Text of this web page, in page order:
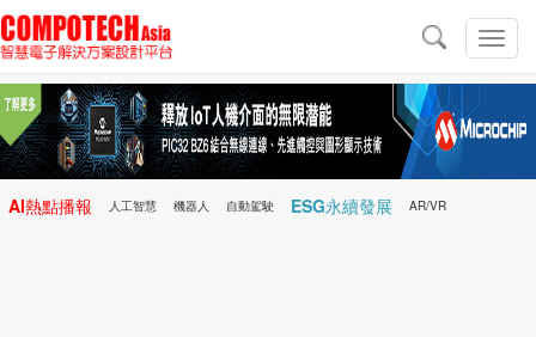
切
換
導
航
AI熱點播報 人工智慧 機器人 自動駕駛 ESG永續發展 AR/VR